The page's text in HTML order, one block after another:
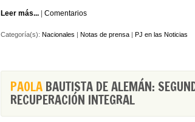
Leer más... Comentarios
Categoría(s): Nacionales | Notas de prensa | PJ en las Noticias
PAOLA BAUTISTA DE ALEMÁN:
RECUPERACIÓN INTEGRAL